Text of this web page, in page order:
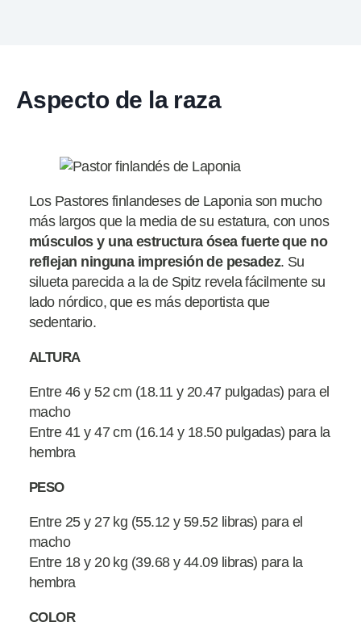
Aspecto de la raza
Los Pastores finlandeses de Laponia son mucho
más largos que la media de su estatura, con unos
músculos y una estructura ósea fuerte que no
reflejan ninguna impresión de pesadez. Su
silueta parecida a la de Spitz revela fácilmente su
lado nórdico, que es más deportista que
sedentario.
ALTURA
Entre 46 y 52 cm (18.11 y 20.47 pulgadas) para el
macho
Entre 41 y 47 cm (16.14 y 18.50 pulgadas) para la
hembra
PESO
Entre 25 y 27 kg (55.12 y 59.52 libras) para el
macho
Entre 18 y 20 kg (39.68 y 44.09 libras) para la
hembra
COLOR